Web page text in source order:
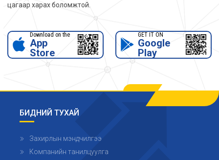
цагаар харах боломжтой.
Download on the
App
Store
GET IT ON
Google
Play
БИДНИЙ ТУХАЙ
Захирлын мэндчилгээ
Компанийн танилцуулга